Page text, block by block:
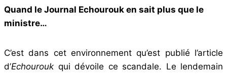
Quand le Journal Echourouk en sait plus que le
ministre…
C’est dans cet environnement qu’est publié l’article
d’Echourouk qui dévoile ce scandale. Le lendemain